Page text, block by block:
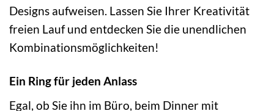
Designs aufweisen. Lassen Sie Ihrer Kreativität
freien Lauf und entdecken Sie die unendlichen
Kombinationsmöglichkeiten!
Ein Ring für jeden Anlass
Egal, ob Sie ihn im Büro, beim Dinner mit